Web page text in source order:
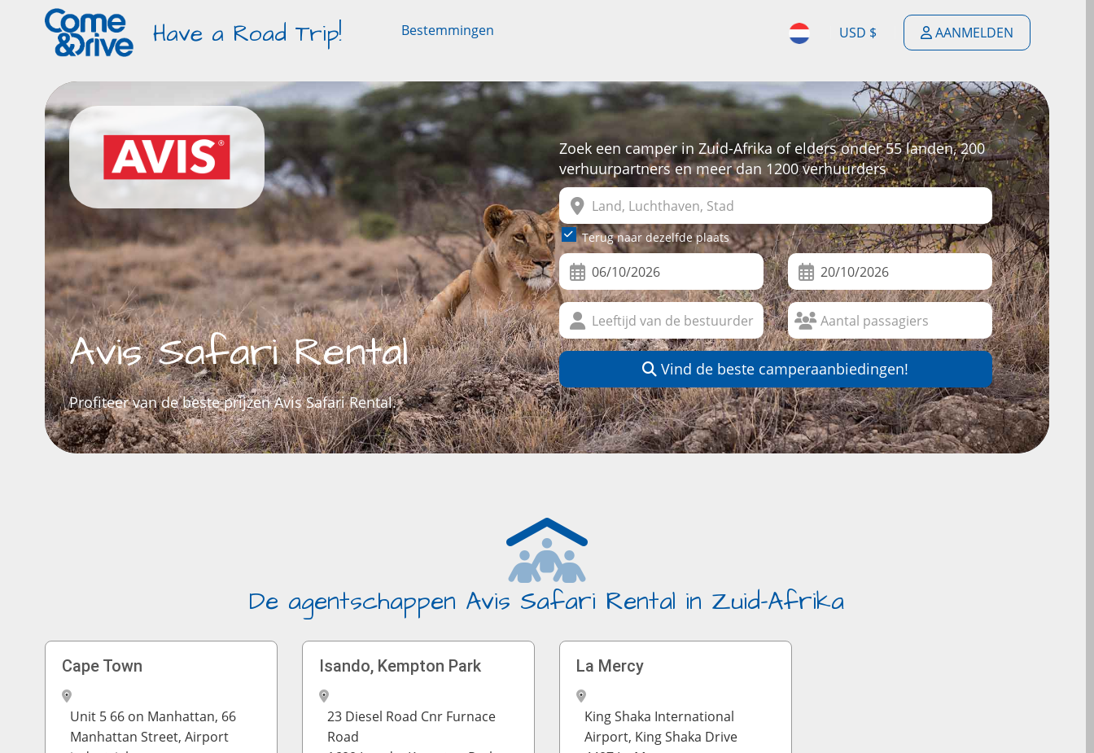
Have a Road Trip! Bestemmingen
ENGLISH
ESPAÑOL
DEUTSCH
FRANÇAIS
PORTUGUÊS
NEDERLANDSE
ITALIANO
USD $
$
$
£
€
$
R
AANMELDEN
Avis Safari Rental
Profiteer van de beste prijzen Avis Safari Rental.
Zoek een camper in Zuid-Afrika of elders onder 55 landen, 200
verhuurpartners en meer dan 1200 verhuurders
Terug naar dezelfde plaats
Vind de beste camperaanbiedingen!
De agentschappen Avis Safari Rental in Zuid-Afrika
Cape Town
Unit 5 66 on Manhattan, 66
Manhattan Street, Airport
Isando, Kempton Park
23 Diesel Road Cnr Furnace
Road
La Mercy
King Shaka International
Airport, King Shaka Drive